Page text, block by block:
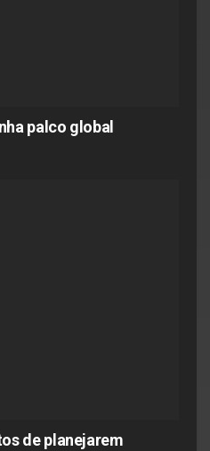
palco global
de planejarem